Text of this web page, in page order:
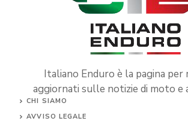
Italiano Enduro è la pagina per
aggiornati sulle notizie di moto e
CHI SIAMO
AVVISO LEGALE